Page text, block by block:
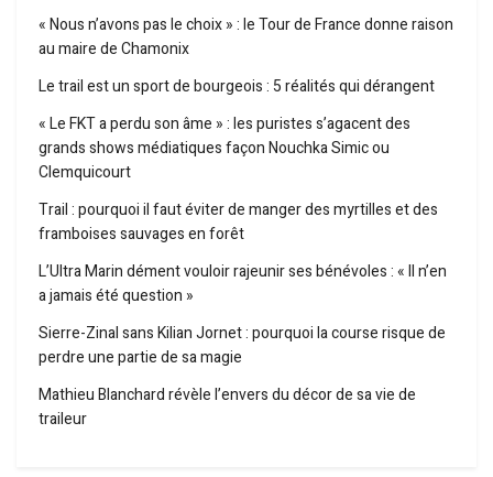
« Nous n’avons pas le choix » : le Tour de France donne raison
au maire de Chamonix
Le trail est un sport de bourgeois : 5 réalités qui dérangent
« Le FKT a perdu son âme » : les puristes s’agacent des
grands shows médiatiques façon Nouchka Simic ou
Clemquicourt
Trail : pourquoi il faut éviter de manger des myrtilles et des
framboises sauvages en forêt
L’Ultra Marin dément vouloir rajeunir ses bénévoles : « Il n’en
a jamais été question »
Sierre-Zinal sans Kilian Jornet : pourquoi la course risque de
perdre une partie de sa magie
Mathieu Blanchard révèle l’envers du décor de sa vie de
traileur